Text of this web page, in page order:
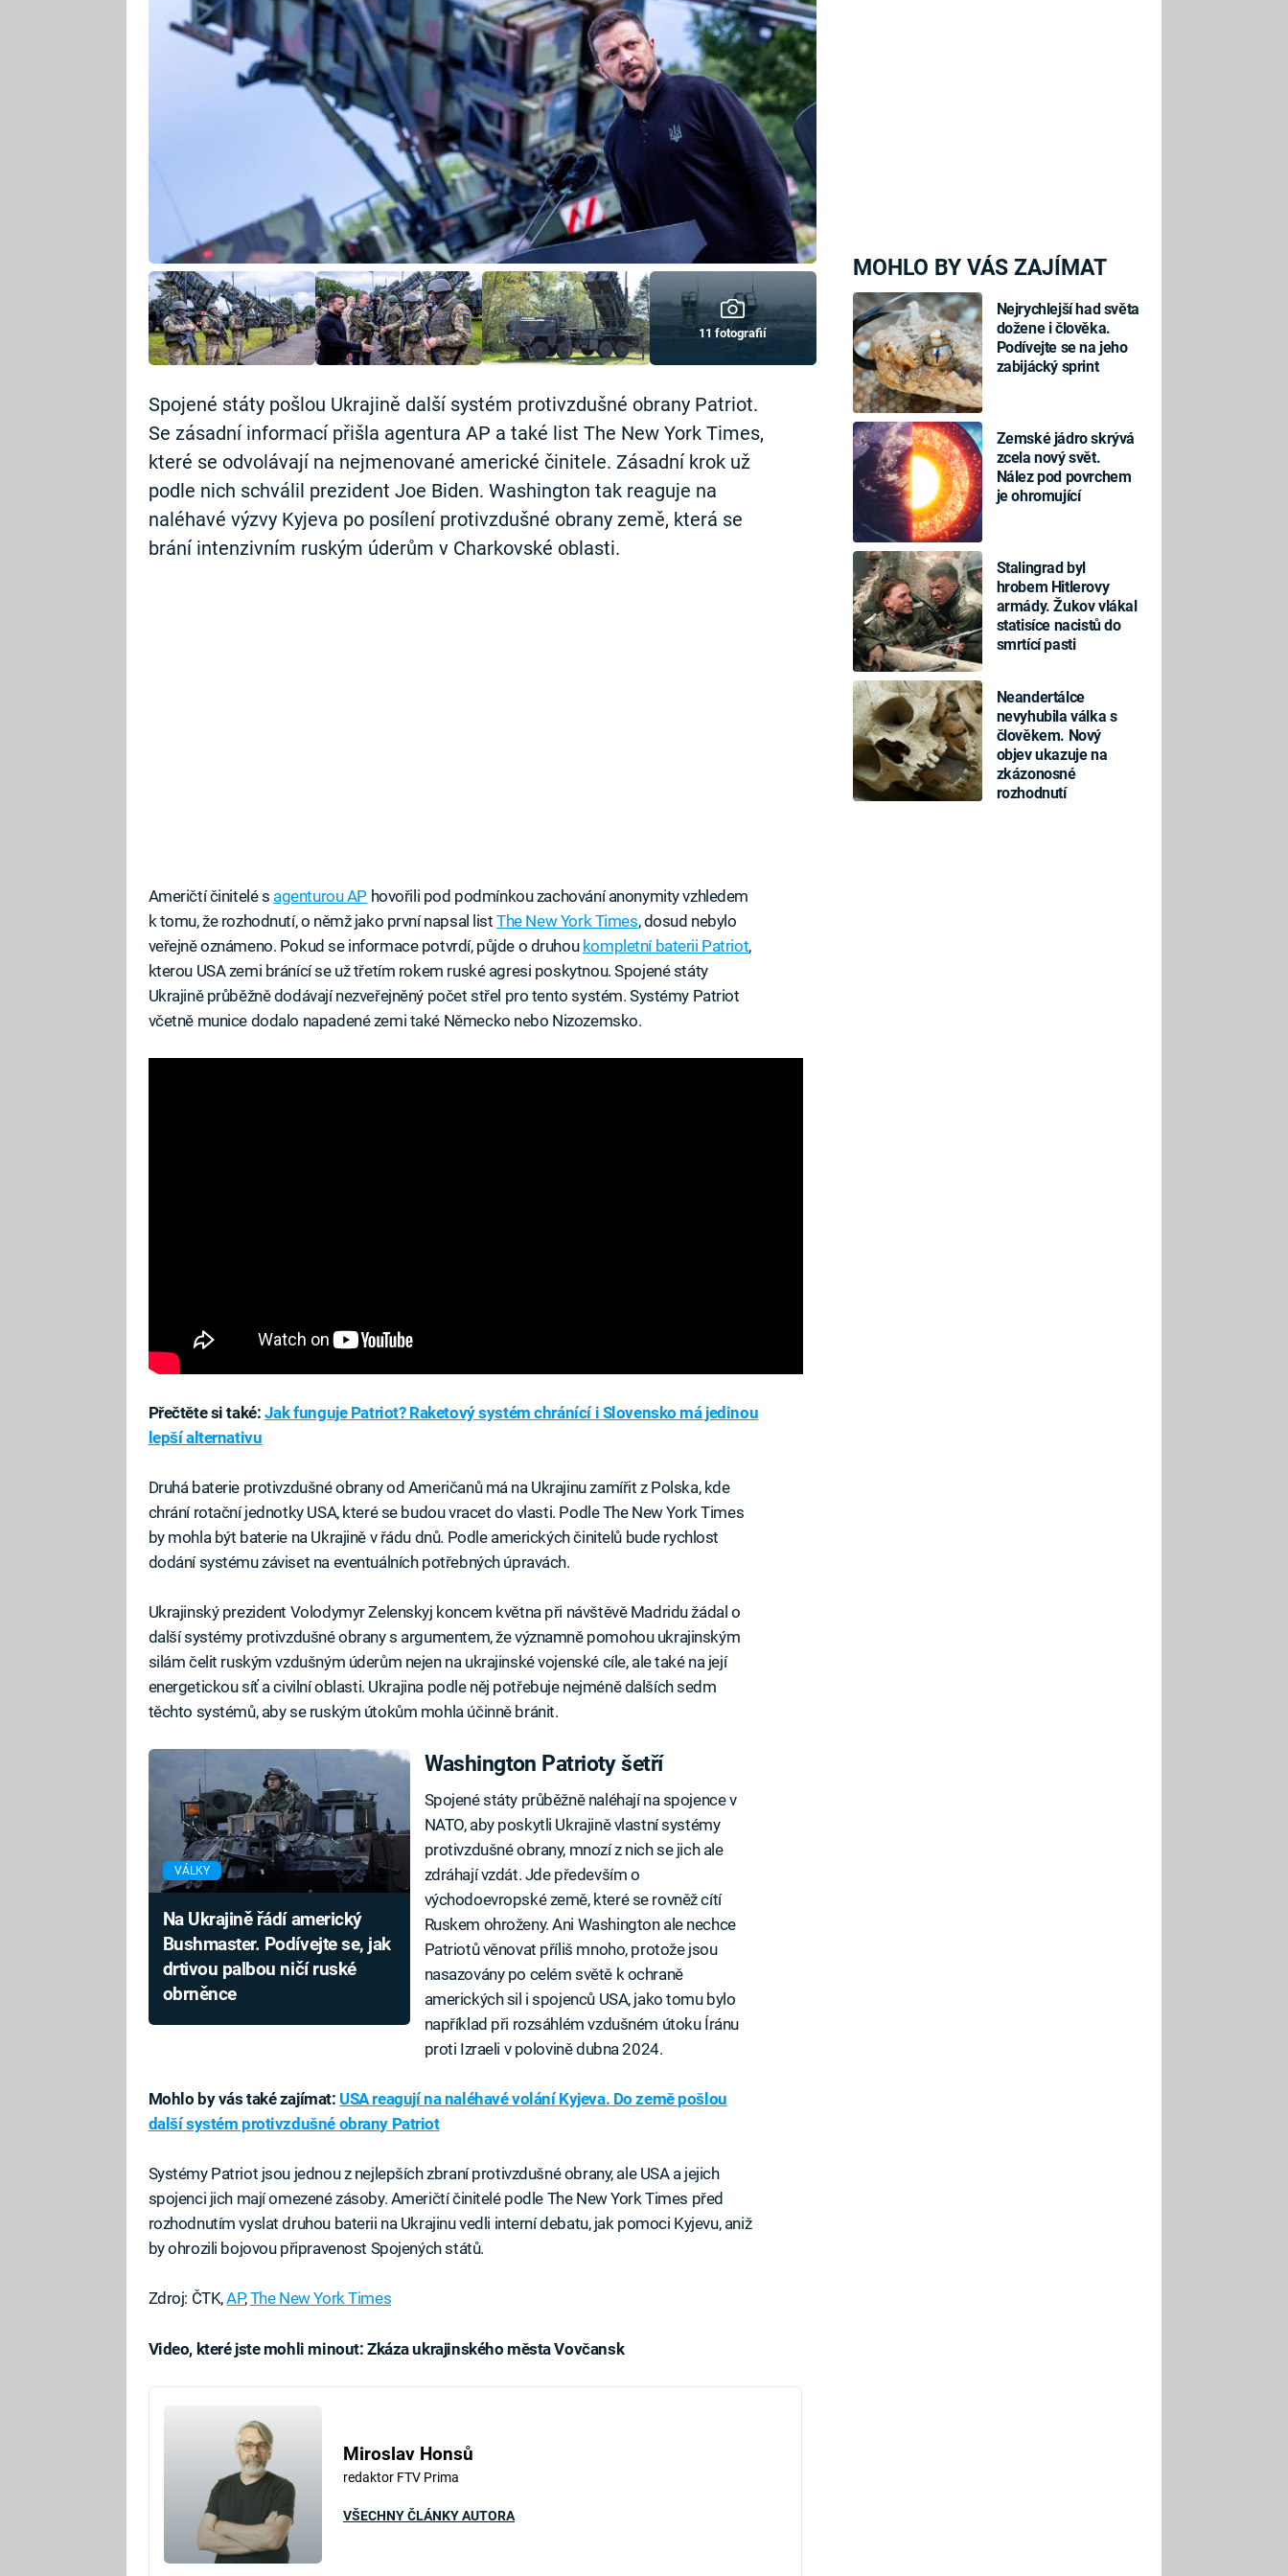
MOHLO BY VÁS ZAJÍMAT
Nejrychlejší had světa
dožene i člověka.
Podívejte se na jeho
zabijácký sprint
Zemské jádro skrývá
zcela nový svět.
Nález pod povrchem
je ohromující
Stalingrad byl
hrobem Hitlerovy
armády. Žukov vlákal
statisíce nacistů do
smrtící pasti
Neandertálce
nevyhubila válka s
člověkem. Nový
objev ukazuje na
zkázonosné
rozhodnutí
11 fotografií
Spojené státy pošlou Ukrajině další systém protivzdušné obrany Patriot.
Se zásadní informací přišla agentura AP a také list The New York Times,
které se odvolávají na nejmenované americké činitele. Zásadní krok už
podle nich schválil prezident Joe Biden. Washington tak reaguje na
naléhavé výzvy Kyjeva po posílení protivzdušné obrany země, která se
brání intenzivním ruským úderům v Charkovské oblasti.
Američtí činitelé s agenturou AP hovořili pod podmínkou zachování anonymity vzhledem
k tomu, že rozhodnutí, o němž jako první napsal listThe New York Times, dosud nebylo
veřejně oznámeno. Pokud se informace potvrdí, půjde o druhou kompletní baterii Patriot,
kterou USA zemi bránící se už třetím rokem ruské agresi poskytnou. Spojené státy
Ukrajině průběžně dodávají nezveřejněný počet střel pro tento systém. Systémy Patriot
včetně munice dodalo napadené zemi také Německo nebo Nizozemsko.
Přečtěte si také: Jak funguje Patriot? Raketový systém chránící i Slovensko má jedinou
lepší alternativu
Druhá baterie protivzdušné obrany od Američanů má na Ukrajinu zamířit z Polska, kde
chrání rotační jednotky USA, které se budou vracet do vlasti. Podle The New York Times
by mohla být baterie na Ukrajině v řádu dnů. Podle amerických činitelů bude rychlost
dodání systému záviset na eventuálních potřebných úpravách.
Ukrajinský prezident Volodymyr Zelenskyj koncem května při návštěvě Madridu žádal o
další systémy protivzdušné obrany s argumentem, že významně pomohou ukrajinským
silám čelit ruským vzdušným úderům nejen na ukrajinské vojenské cíle, ale také na její
energetickou síť a civilní oblasti. Ukrajina podle něj potřebuje nejméně dalších sedm
těchto systémů, aby se ruským útokům mohla účinně bránit.
VÁLKY
Na Ukrajině řádí americký
Bushmaster. Podívejte se, jak
drtivou palbou ničí ruské
obrněnce
Washington Patrioty šetří
Spojené státy průběžně naléhají na spojence v
NATO, aby poskytli Ukrajině vlastní systémy
protivzdušné obrany, mnozí z nich se jich ale
zdráhají vzdát. Jde především o
východoevropské země, které se rovněž cítí
Ruskem ohroženy. Ani Washington ale nechce
Patriotů věnovat příliš mnoho, protože jsou
nasazovány po celém světě k ochraně
amerických sil i spojenců USA, jako tomu bylo
například při rozsáhlém vzdušném útoku Íránu
proti Izraeli v polovině dubna 2024.
Mohlo by vás také zajímat: USA reagují na naléhavé volání Kyjeva. Do země pošlou
další systém protivzdušné obrany Patriot
Systémy Patriot jsou jednou z nejlepších zbraní protivzdušné obrany, ale USA a jejich
spojenci jich mají omezené zásoby. Američtí činitelé podle The New York Times před
rozhodnutím vyslat druhou baterii na Ukrajinu vedli interní debatu, jak pomoci Kyjevu, aniž
by ohrozili bojovou připravenost Spojených států.
Zdroj: ČTK,AP,The New York Times
Video, které jste mohli minout: Zkáza ukrajinského města Vovčansk
Miroslav Honsů
redaktor FTV Prima
VŠECHNY ČLÁNKY AUTORA